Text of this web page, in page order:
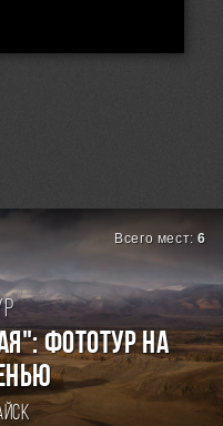
Всего мест:6
ФОТОТУР НА